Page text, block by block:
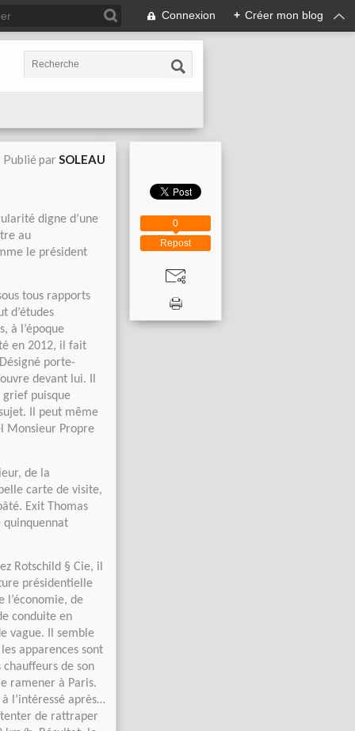
Connexion + Créer mon blog
Publié parSOLEAU
digne d’une
au
le président
tous rapports
d’études
à l’époque
en 2012, il fait
porte-
devant lui. Il
grief puisque
Il peut même
Monsieur Propre
de la
carte de visite,
Exit Thomas
quinquennat
Rotschild § Cie, il
présidentielle
l’économie, de
conduite en
vague. Il semble
apparences sont
de son
ramener à Paris.
l’intéressé après…
tenter de rattraper
Repost
0